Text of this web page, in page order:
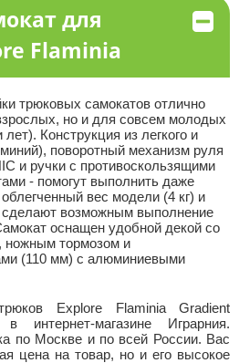
для
Flaminia
трюковых самокатов отлично
но и для совсем молодых
Конструкция из легкого и
поворотный механизм руля
и ручки с противоскользящими
- помогут выполнить даже
вес модели (4 кг) и
сделают возможным выполнение
оснащен удобной декой со
ножным тормозом и
(110 мм) с алюминиевыми
Explore Flaminia Gradient
магазине Играрния.
по Москве и по всей России. Вас
цена на товар, но и его высокое